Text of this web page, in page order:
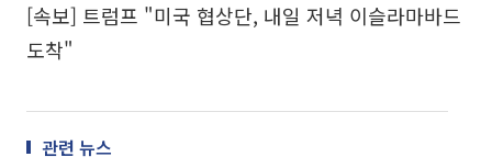
[속보] 트럼프 "미국 협상단, 내일 저녁 이슬라마바드
도착"
관련 뉴스